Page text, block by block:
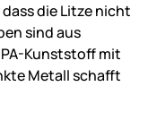
die Litze nicht
sind aus
Kunststoff mit
Metall schafft